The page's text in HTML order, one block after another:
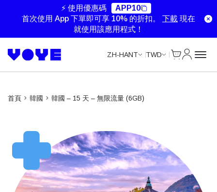
⚡ 使用優惠碼
APP10
首次使用 App 下單即可享 10% 的折扣。 下載 現在
就使用該應用程式！
ZH-HANT TWD
首頁 韓國​ 韓國 – 15 天 – 無限流量 (6GB)